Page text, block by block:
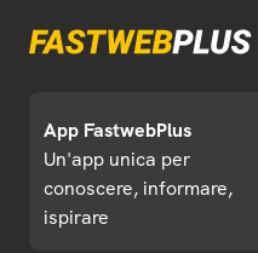
App FastwebPlus
Un'app unica per
conoscere, informare,
ispirare